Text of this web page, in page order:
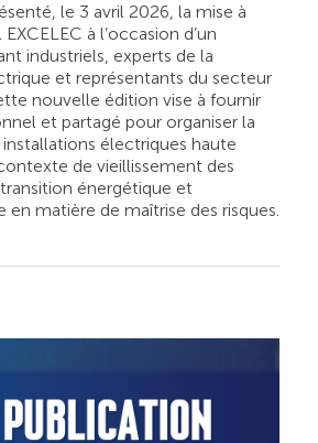
le 3 avril 2026, la mise à
à l’occasion d’un
industriels, experts de la
et représentants du secteur
nouvelle édition vise à fournir
et partagé pour organiser la
électriques haute
de vieillissement des
énergétique et
en matière de maîtrise des risques.